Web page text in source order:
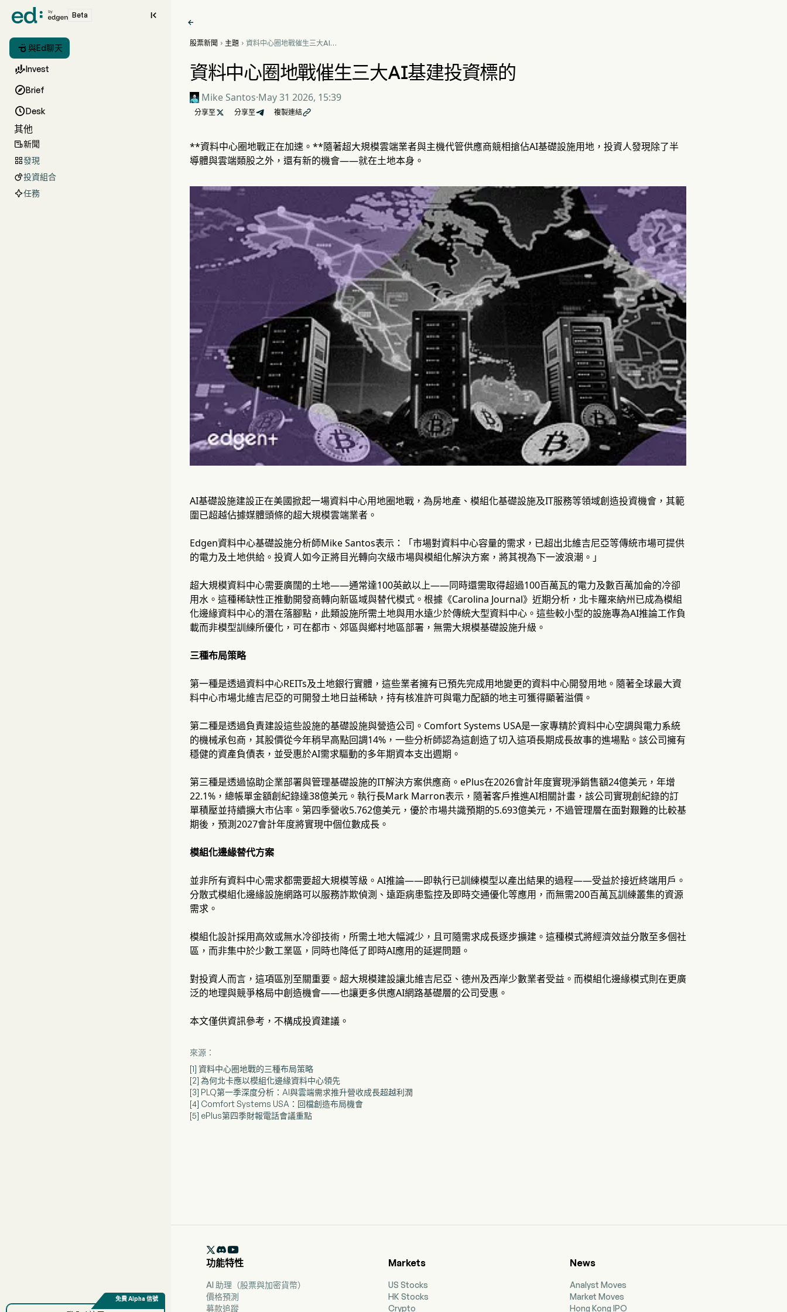
Beta 
 與Ed聊天
Invest
Brief
Desk
其他
新聞
發現
投資組合
任務

股票新聞  主題  資料中心圈地戰催生三大AI基
資料中心圈地戰催生三大AI基建投資標的
Mike Santos·May 31 2026, 15:39
分享至  分享至 複製連結
**資料中心圈地戰正在加速。**隨著超大規模雲端業者與主機代管供應商競相搶佔AI基礎設施用地，投資人發現除了半
導體與雲端類股之外，還有新的機會——就在土地本身。
AI基礎設施建設正在美國掀起一場資料中心用地圈地戰，為房地產、模組化基礎設施及IT服務等領域創造投資機會，其範
圍已超越佔據媒體頭條的超大規模雲端業者。
Edgen資料中心基礎設施分析師Mike Santos表示：「市場對資料中心容量的需求，已超出北維吉尼亞等傳統市場可提供
的電力及土地供給。投資人如今正將目光轉向次級市場與模組化解決方案，將其視為下一波浪潮。」
超大規模資料中心需要廣闊的土地——通常達100英畝以上——同時還需取得超過100百萬瓦的電力及數百萬加侖的冷卻
用水。這種稀缺性正推動開發商轉向新區域與替代模式。根據《Carolina Journal》近期分析，北卡羅來納州已成為模組
化邊緣資料中心的潛在落腳點，此類設施所需土地與用水遠少於傳統大型資料中心。這些較小型的設施專為AI推論工作負
載而非模型訓練所優化，可在都市、郊區與鄉村地區部署，無需大規模基礎設施升級。
三種布局策略
第一種是透過資料中心REITs及土地銀行實體，這些業者擁有已預先完成用地變更的資料中心開發用地。隨著全球最大資
料中心市場北維吉尼亞的可開發土地日益稀缺，持有核准許可與電力配額的地主可獲得顯著溢價。
第二種是透過負責建設這些設施的基礎設施與營造公司。Comfort Systems USA是一家專精於資料中心空調與電力系統
的機械承包商，其股價從今年稍早高點回調14%，一些分析師認為這創造了切入這項長期成長故事的進場點。該公司擁有
穩健的資產負債表，並受惠於AI需求驅動的多年期資本支出週期。
第三種是透過協助企業部署與管理基礎設施的IT解決方案供應商。ePlus在2026會計年度實現淨銷售額24億美元，年增
22.1%，總帳單金額創紀錄達38億美元。執行長Mark Marron表示，隨著客戶推進AI相關計畫，該公司實現創紀錄的訂
單積壓並持續擴大市佔率。第四季營收5.762億美元，優於市場共識預期的5.693億美元，不過管理層在面對艱難的比較基
期後，預測2027會計年度將實現中個位數成長。
模組化邊緣替代方案
並非所有資料中心需求都需要超大規模等級。AI推論——即執行已訓練模型以產出結果的過程——受益於接近終端用戶。
分散式模組化邊緣設施網路可以服務詐欺偵測、遠距病患監控及即時交通優化等應用，而無需200百萬瓦訓練叢集的資源
需求。
模組化設計採用高效或無水冷卻技術，所需土地大幅減少，且可隨需求成長逐步擴建。這種模式將經濟效益分散至多個社
區，而非集中於少數工業區，同時也降低了即時AI應用的延遲問題。
對投資人而言，這項區別至關重要。超大規模建設讓北維吉尼亞、德州及西岸少數業者受益。而模組化邊緣模式則在更廣
泛的地理與競爭格局中創造機會——也讓更多供應AI網路基礎層的公司受惠。
本文僅供資訊參考，不構成投資建議。
來源：
[1] 資料中心圈地戰的三種布局策略
[2] 為何北卡應以模組化邊緣資料中心領先
[3] PLQ第一季深度分析：AI與雲端需求推升營收成長超越利潤
[4] Comfort Systems USA：回檔創造布局機會
[5] ePlus第四季財報電話會議重點

功能特性
AI 助理（股票與加密貨幣）
價格預測
募款追蹤
Markets
US Stocks
HK Stocks
Crypto
News
Analyst Moves
Market Moves
Hong Kong IPO